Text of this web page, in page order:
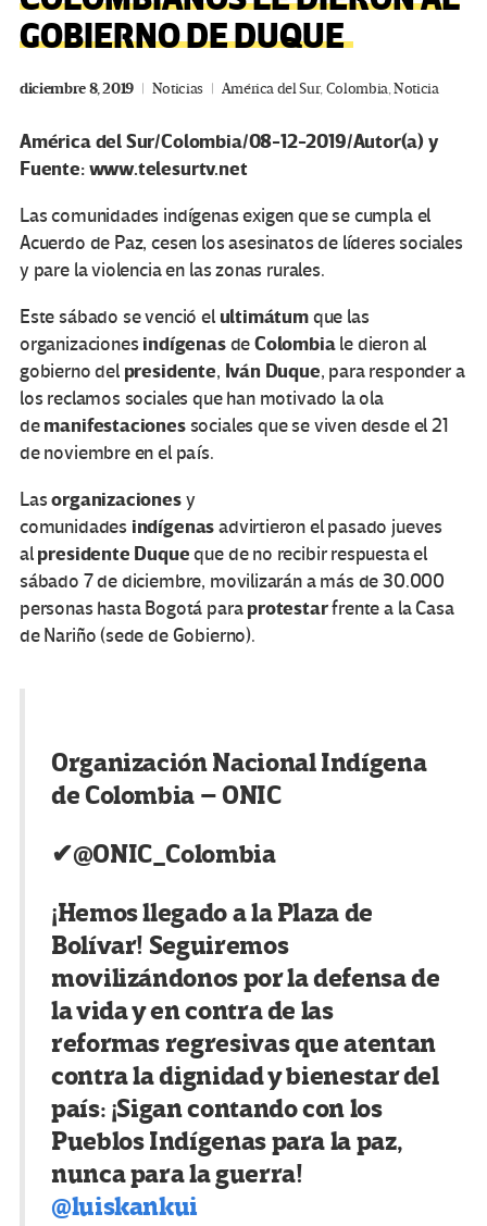
GOBIERNO DE DUQUE
diciembre 8, 2019 Noticias América del Sur,Colombia,Noticia
América del Sur/Colombia/08-12-2019/Autor(a) y
Fuente: www.telesurtv.net
Las comunidades indígenas exigen que se cumpla el
Acuerdo de Paz, cesen los asesinatos de líderes sociales
y pare la violencia en las zonas rurales.
Este sábado se venció elultimátumque las
organizaciones indígenasdeColombiale dieron al
gobierno del presidente, Iván Duque, para responder a
los reclamos sociales que han motivado la ola
demanifestaciones sociales que se viven desde el 21
de noviembre en el país.
Lasorganizacionesy
comunidades indígenasadvirtieron el pasado jueves
alpresidente Duqueque de no recibir respuesta el
sábado 7 de diciembre, movilizarán a más de 30.000
personas hasta Bogotá paraprotestarfrente a la Casa
de Nariño (sede de Gobierno).
Organización Nacional Indígena
de Colombia – ONIC
✔@ONIC_Colombia
¡Hemos llegado a la Plaza de
Bolívar! Seguiremos
movilizándonos por la defensa de
la vida y en contra de las
reformas regresivas que atentan
contra la dignidad y bienestar del
país: ¡Sigan contando con los
Pueblos Indígenas para la paz,
nunca para la guerra!
@luiskankui